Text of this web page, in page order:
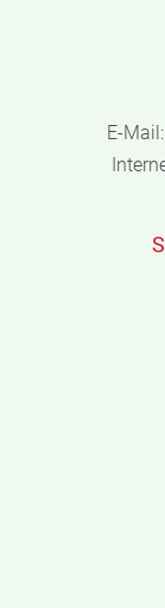
E-Mail: